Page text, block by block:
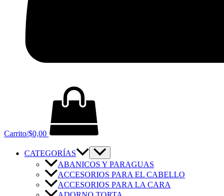
Carrito/$0,00
CATEGORÍAS
ABANICOS Y PARAGUAS
ACCESORIOS PARA EL CABELLO
ACCESORIOS PARA LA CARA